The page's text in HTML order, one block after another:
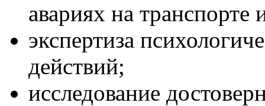
авариях на транспорте
экспертиза
действий;
исследование